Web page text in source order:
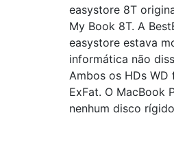
easystore 8T
My Book 8T. A
easystore estava
informática não
Ambos os HDs
ExFat. O MacBook
nenhum disco